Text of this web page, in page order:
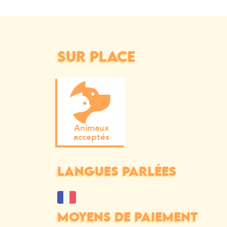
SUR PLACE
Animaux
acceptés
LANGUES PARLÉES
MOYENS DE PAIEMENT